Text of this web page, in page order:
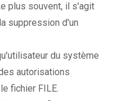
plus souvent, il s'agit
suppression d'un
du système
autorisations
fichier FILE.